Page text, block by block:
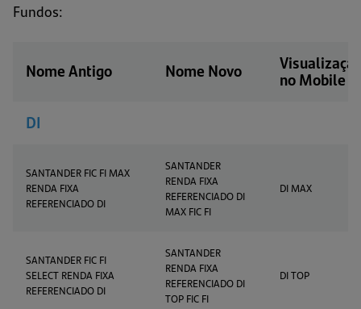
Fundos:
Nome Antigo Nome Novo
no Mobile
DI
SANTANDER FIC FI MAX
RENDA FIXA
REFERENCIADO DI
SANTANDER
RENDA FIXA
REFERENCIADO DI
MAX FIC FI
DI MAX
SANTANDER FIC FI
SELECT RENDA FIXA
REFERENCIADO DI
SANTANDER
RENDA FIXA
REFERENCIADO DI
TOP FIC FI
DI TOP